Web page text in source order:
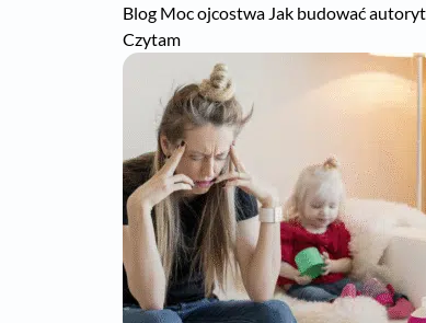
Blog Moc ojcostwa Jak budować
Czytam